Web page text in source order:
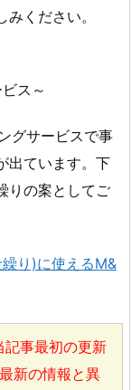
ください。
ス～
グサービスで事
出ています。下
りの案としてご
り)に使えるM&
記事最初の更新
新の情報と異